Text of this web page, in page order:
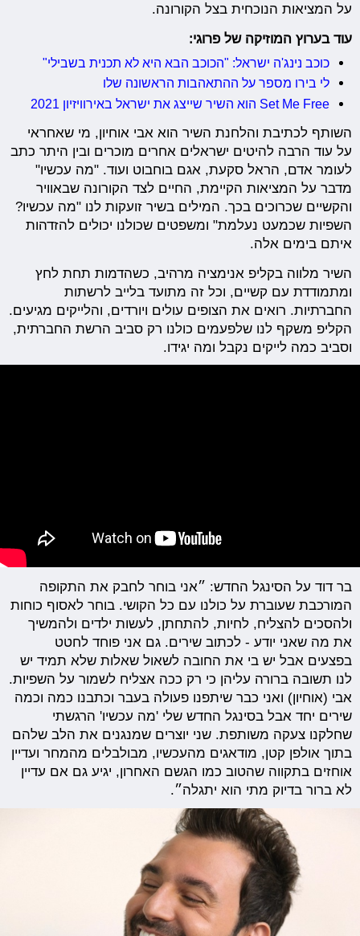
על המציאות הנוכחית בצל הקורונה.
עוד בערוץ המוזיקה של פרוגי:
כוכב נינג'ה ישראל: "הכוכב הבא היא לא תכנית בשבילי"
לי בירו מספר על ההתאהבות הראשונה שלו
Set Me Free הוא השיר שייצג את ישראל באירוויזיון 2021
השותף לכתיבת והלחנת השיר הוא אבי אוחיון, מי שאחראי
על עוד הרבה להיטים ישראלים אחרים מוכרים ובין היתר כתב
לעומר אדם, הראל סקעת, אגם בוחבוט ועוד. "מה עכשיו"
מדבר על המציאות הקיימת, החיים לצד הקורונה שבאוויר
והקשיים שכרוכים בכך. המילים בשיר זועקות לנו "מה עכשיו?
השפיות שכמעט נעלמת" ומשפטים שכולנו יכולים להזדהות
איתם בימים אלה.
השיר מלווה בקליפ אנימציה מרהיב, כשהדמות תחת לחץ
ומתמודדת עם קשיים, וכל זה מתועד בלייב לרשתות
החברתיות. רואים את הצופים עולים ויורדים, והלייקים מגיעים.
הקליפ משקף לנו שלפעמים כולנו רק סביב הרשת החברתית,
וסביב כמה לייקים נקבל ומה יגידו.
בר דוד על הסינגל החדש: ״אני בוחר לחבק את התקופה
המורכבת שעוברת על כולנו עם כל הקושי. בוחר לאסוף כוחות
ולהסכים להצליח, לחיות, להתחתן, לעשות ילדים ולהמשיך
את מה שאני יודע - לכתוב שירים. גם אני פוחד לחטט
בפצעים אבל יש בי את החובה לשאול שאלות שלא תמיד יש
לנו תשובה ברורה עליהן כי רק ככה אצליח לשמור על השפיות.
אבי (אוחיון) ואני כבר שיתפנו פעולה בעבר וכתבנו כמה וכמה
שירים יחד אבל בסינגל החדש שלי 'מה עכשיו' הרגשתי
שחלקנו צעקה משותפת. שני יוצרים שמנגנים את הלב שלהם
בתוך אולפן קטן, מודאגים מהעכשיו, מבולבלים מהמחר ועדיין
אוחזים בתקווה שהטוב כמו הגשם האחרון, יגיע גם אם עדיין
לא ברור בדיוק מתי הוא יתגלה״.